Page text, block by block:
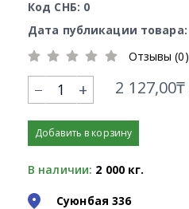
Код СНБ: 0
Дата публикации товара:
Отзывы (0)
+ 2
Добавить в корзину
В наличии: 2 000 кг.
Суюнбая 336